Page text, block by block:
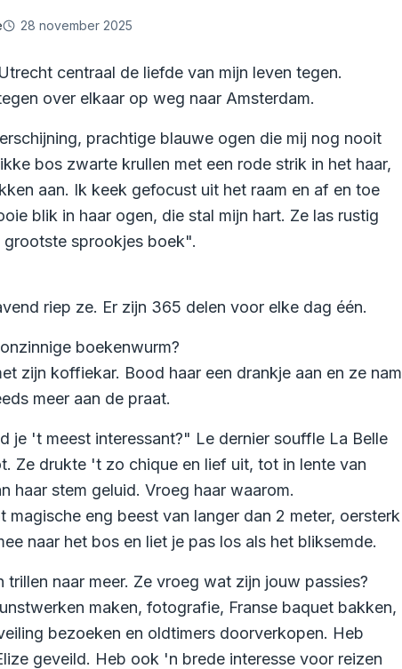
28 november 2025
centraal de liefde van mijn leven tegen.
over elkaar op weg naar Amsterdam.
prachtige blauwe ogen die mij nog nooit
bos zwarte krullen met een rode strik in het haar,
aan. Ik keek gefocust uit het raam en af en toe
blik in haar ogen, die stal mijn hart. Ze las rustig
sprookjes boek".
riep ze. Er zijn 365 delen voor elke dag één.
boekenwurm?
zijn koffiekar. Bood haar een drankje aan en ze nam
meer aan de praat.
je 't meest interessant?" Le dernier souffle La Belle
Ze drukte 't zo chique en lief uit, tot in lente van
haar stem geluid. Vroeg haar waarom.
eng beest van langer dan 2 meter, oersterk
naar het bos en liet je pas los als het bliksemde.
naar meer. Ze vroeg wat zijn jouw passies?
maken, fotografie, Franse baquet bakken,
bezoeken en oldtimers doorverkopen. Heb
geveild. Heb ook 'n brede interesse voor reizen